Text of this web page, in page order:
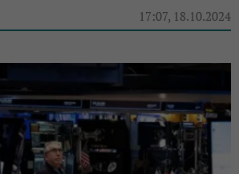
17:07, 18.10.2024